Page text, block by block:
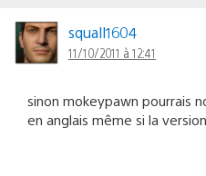
squall1604
11/10/2011 à 12:41
sinon mokeypawn pourrais
en anglais même si la